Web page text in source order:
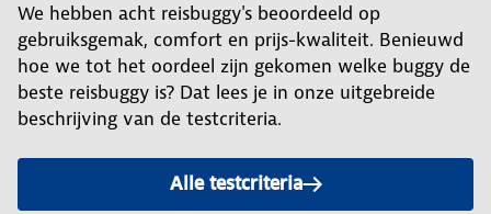
We hebben acht reisbuggy's beoordeeld op
gebruiksgemak, comfort en prijs-kwaliteit. Benieuwd
hoe we tot het oordeel zijn gekomen welke buggy de
beste reisbuggy is? Dat lees je in onze uitgebreide
beschrijving van de testcriteria.
Alle testcriteria